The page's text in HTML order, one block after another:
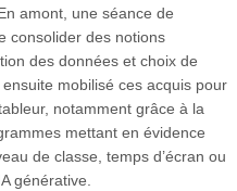
amont, une séance de
consolider des notions
des données et choix de
mobilisé ces acquis pour
notamment grâce à la
mettant en évidence
de classe, temps d’écran ou
générative.